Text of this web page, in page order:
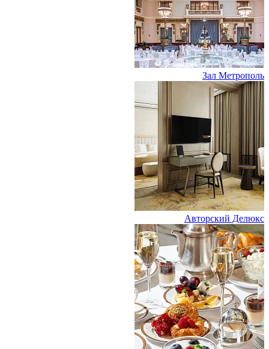
Зал Метрополь
Авторский Делюкс